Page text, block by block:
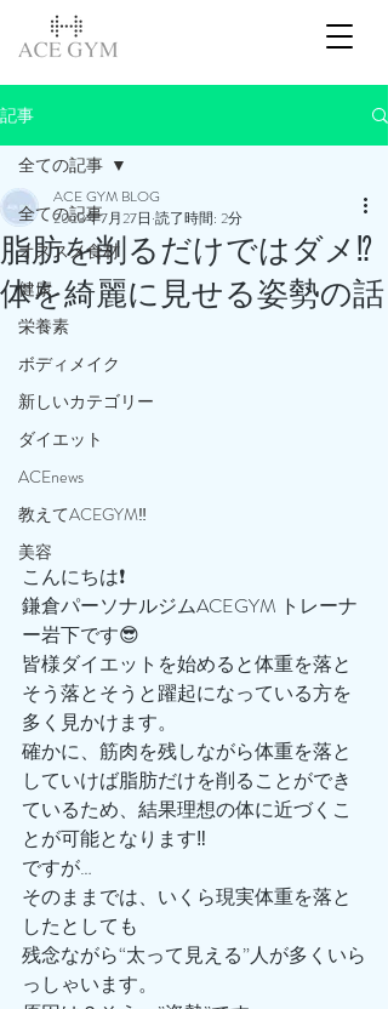
記事
全ての記事
オススメ食材
健康
栄養素
ボディメイク
新しいカテゴリー
ダイエット
ACEnews
教えてACEGYM‼️
美容
全ての記事
脂肪を削るだけではダメ⁉️
体を綺麗に見せる姿勢の話
ACE GYM BLOG
2023年7月27日 読了時間: 2分
こんにちは❗️
鎌倉パーソナルジムACEGYM トレーナ
ー岩下です😎
皆様ダイエットを始めると体重を落と
そう落とそうと躍起になっている方を
多く見かけます。
確かに、筋肉を残しながら体重を落と
していけば脂肪だけを削ることができ
ているため、結果理想の体に近づくこ
とが可能となります‼️
ですが…
そのままでは、いくら現実体重を落と
したとしても
残念ながら“太って見える”人が多くいら
っしゃいます。